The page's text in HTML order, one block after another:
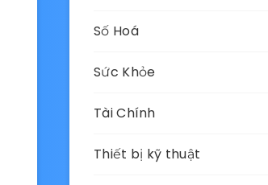
Số Hoá
Sức Khỏe
Tài Chính
Thiết bị kỹ thuật